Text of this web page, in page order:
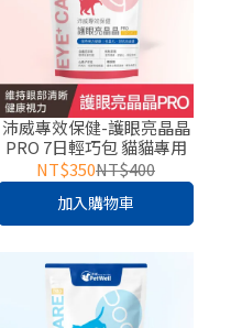
沛威專效保健-護眼亮晶晶
PRO 7日輕巧包 貓貓專用
NT$350NT$400
加入購物車